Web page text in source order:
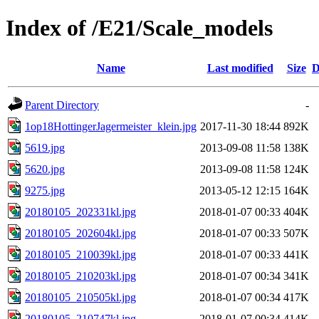
Index of /E21/Scale_models
Name Last modified Size
Parent Directory
-
1op18HottingerJagermeister_klein.jpg 2017-11-30 18:44 892K
5619.jpg
2013-09-08 11:58 138K
5620.jpg
2013-09-08 11:58 124K
9275.jpg
2013-05-12 12:15 164K
20180105_202331kl.jpg
2018-01-07 00:33 404K
20180105_202604kl.jpg
2018-01-07 00:33 507K
20180105_210039kl.jpg
2018-01-07 00:33 441K
20180105_210203kl.jpg
2018-01-07 00:34 341K
20180105_210505kl.jpg
2018-01-07 00:34 417K